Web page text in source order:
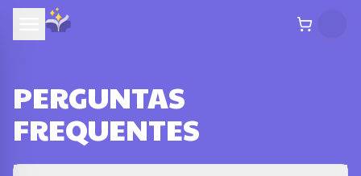
PERGUNTAS
FREQUENTES